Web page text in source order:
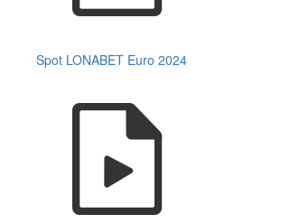
Spot LONABET Euro 2024